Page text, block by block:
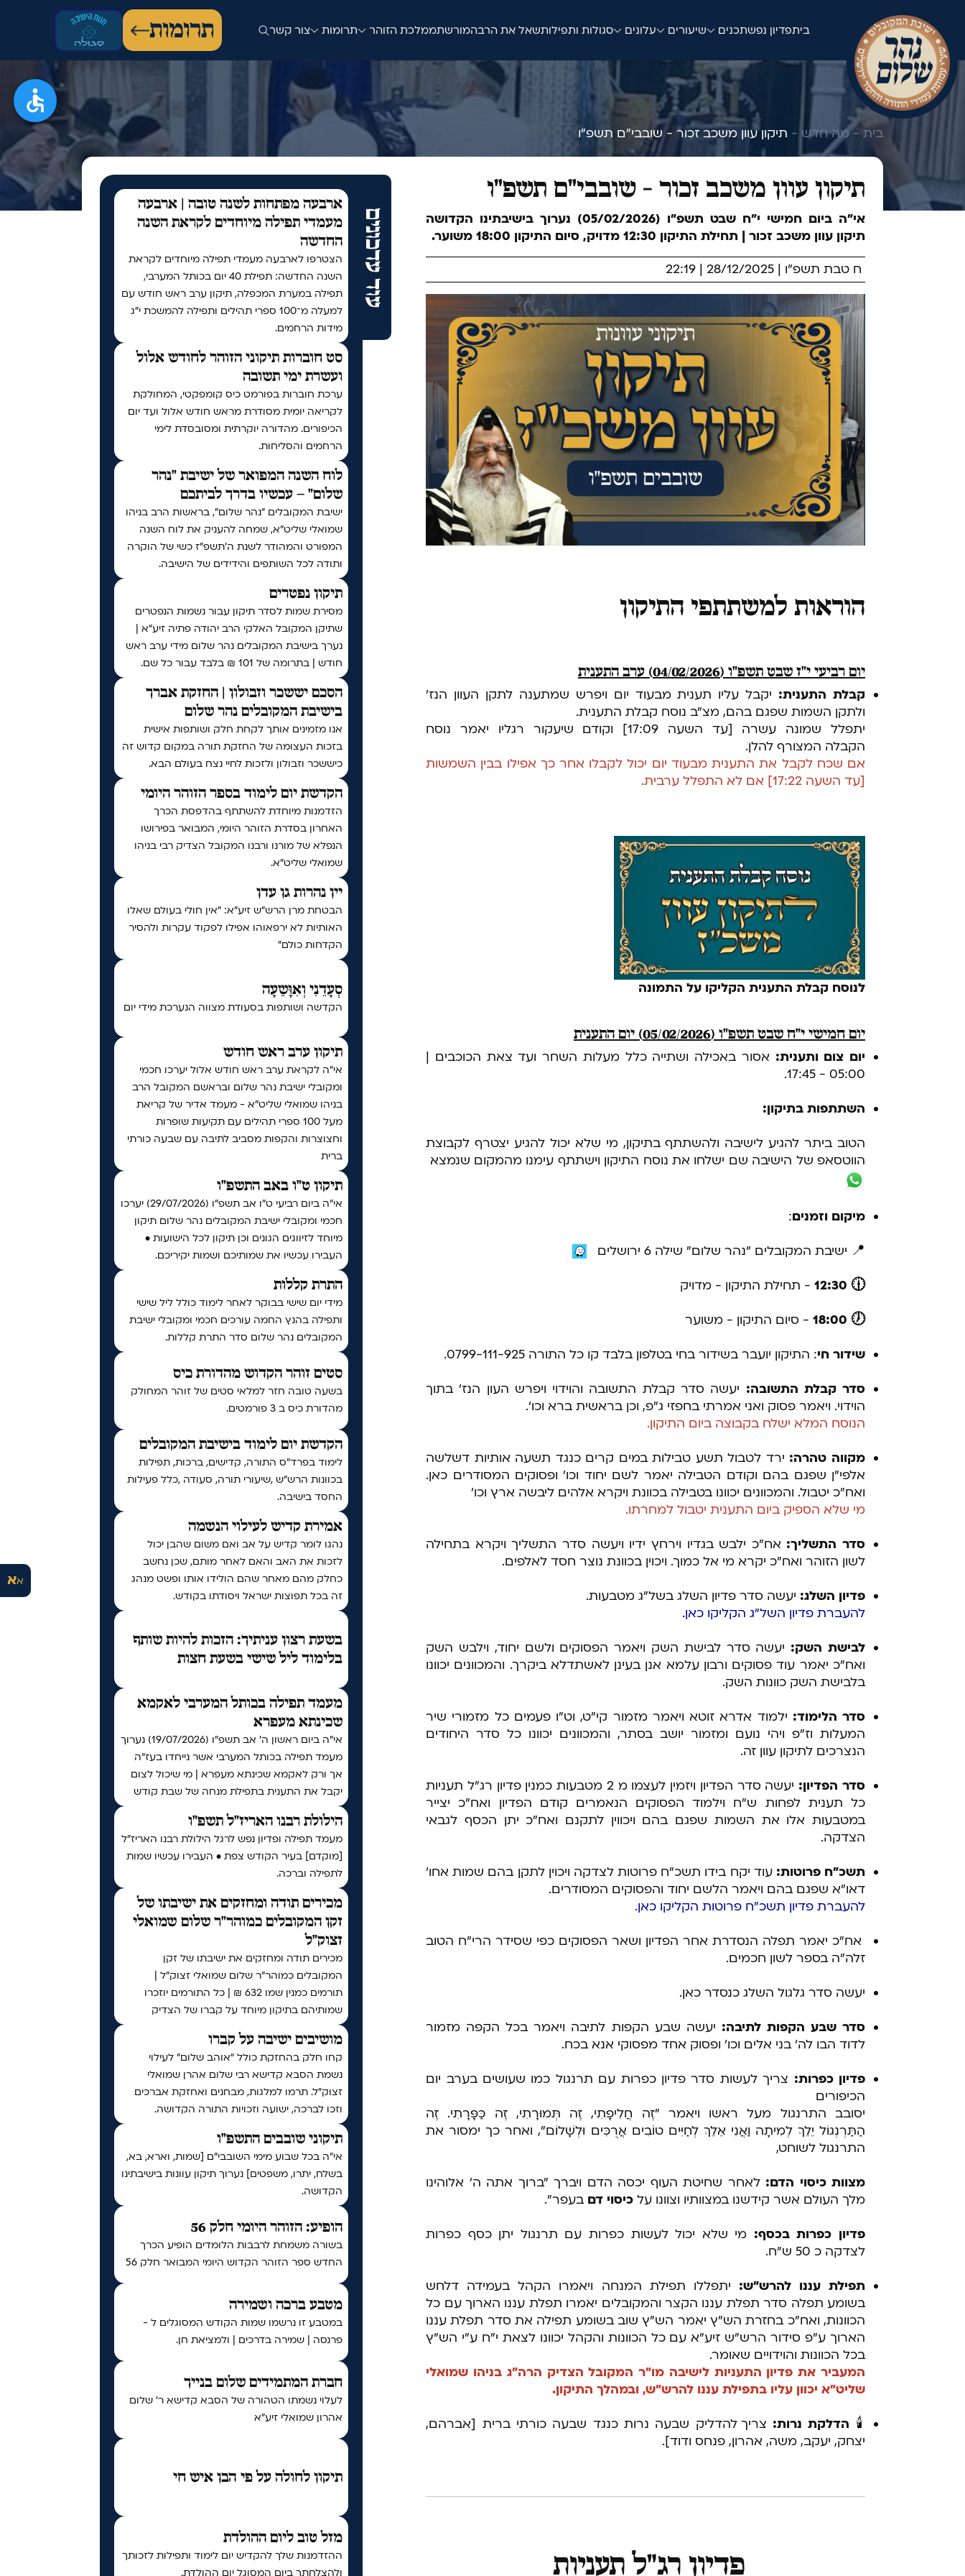
תרומות צור קשר תרומות ממלכת הזוהרהמורשתשאל את הרבסגולות ותפילות עלונים שיעורים תכניםפדיון נפשבית
אא
בית -מה חדש - תיקון עוון משכב זכור - שובבי"ם תשפ"ו
עוד עדכונים
ארבעה מפתחות לשנה טובה | ארבעה
מעמדי תפילה מיוחדים לקראת השנה
החדשה
הצטרפו לארבעה מעמדי תפילה מיוחדים לקראת
השנה החדשה: תפילת 40 יום בכותל המערבי,
תפילה במערת המכפלה, תיקון ערב ראש חודש עם
למעלה מ־100 ספרי תהילים ותפילה להמשכת י"ג
מידות הרחמים.
סט חוברות תיקוני הזוהר לחודש אלול
ועשרת ימי תשובה
ערכת חוברות בפורמט כיס קומפקטי, המחולקת
לקריאה יומית מסודרת מראש חודש אלול ועד יום
הכיפורים. מהדורה יוקרתית ומסובסדת לימי
הרחמים והסליחות.
לוח השנה המפואר של ישיבת "נהר
שלום" – עכשיו בדרך לביתכם
ישיבת המקובלים "נהר שלום", בראשות הרב בניהו
שמואלי שליט"א, שמחה להעניק את לוח השנה
המפורט והמהודר לשנת ה'תשפ"ז כשי של הוקרה
ותודה לכל השותפים והידידים של הישיבה.
תיקון נפטרים
מסירת שמות לסדר תיקון עבור נשמות הנפטרים
שתיקן המקובל האלקי הרב יהודה פתיה זיע"א |
נערך בישיבת המקובלים נהר שלום מידי ערב ראש
חודש | בתרומה של 101 ₪ בלבד עבור כל שם.
הסכם יששכר וזבולון | החזקת אברך
בישיבת המקובלים נהר שלום
אנו מזמינים אותך לקחת חלק ושותפות אישית
בזכות העצומה של החזקת תורה במקום קדוש זה
כיששכר וזבולון ולזכות לחיי נצח בעולם הבא.
הקדשת יום לימוד בספר הזוהר היומי
הזדמנות מיוחדת להשתתף בהדפסת הכרך
האחרון בסדרת הזוהר היומי, המבואר בפירושו
הנפלא של מורנו ורבנו המקובל הצדיק רבי בניהו
שמואלי שליט״א.
יין נהרות גן עדן
הבטחת מרן הרש"ש זיע"א: "אין חולי בעולם שאלו
האותיות לא ירפאוהו אפילו לפקוד עקרות ולהסיר
הקדחות כולם"
סְעָדֵנִי וְאִוָּשֵעָה
הקדשה ושותפות בסעודת מצווה הנערכת מידי יום
תיקון ערב ראש חודש
אי"ה לקראת ערב ראש חודש אלול יערכו חכמי
ומקובלי ישיבת נהר שלום ובראשם המקובל הרב
בניהו שמואלי שליט״א - מעמד אדיר של קריאת
מעל 100 ספרי תהילים עם תקיעות שופרות
וחצוצרות והקפות מסביב לתיבה עם שבעה כורתי
ברית
תיקון ט"ו באב התשפ"ו
אי"ה ביום רביעי ט״ו אב תשפ״ו (29/07/2026) יערכו
חכמי ומקובלי ישיבת המקובלים נהר שלום תיקון
מיוחד לזיווגים הגונים וכן תיקון לכל הישועות •
העבירו עכשיו את שמותיכם ושמות יקיריכם.
התרת קללות
מידי יום שישי בבוקר לאחר לימוד כולל ליל שישי
ותפילה בהנץ החמה עורכים חכמי ומקובלי ישיבת
המקובלים נהר שלום סדר התרת קללות.
סטים זוהר הקדוש מהדורת כיס
בשעה טובה חזר למלאי סטים של זוהר המחולק
מהדורת כיס ב 3 פורמטים.
הקדשת יום לימוד בישיבת המקובלים
לימוד בפרד"ס התורה, קדישים, ברכות, תפילות
בכוונות הרש"ש ,שיעורי תורה, סעודה ,כלל פעילות
החסד בישיבה.
אמירת קדיש לעילוי הנשמה
נהגו לומר קדיש על אב ואם משום שהבן יכול
לזכות את האב והאם לאחר מותם, שכן נחשב
כחלק מהם מאחר שהם הולידו אותו ופשט מנהג
זה בכל תפוצות ישראל ויסודתו בקודש.
בשעת רצון עניתיך: הזכות להיות שותף
בלימוד ליל שישי בשעת חצות
מעמד תפילה בכותל המערבי לאקמא
שכינתא מעפרא
אי"ה ביום ראשון ה׳ אב תשפ״ו (19/07/2026) נערוך
מעמד תפילה בכותל המערבי אשר נייחדו בעז"ה
אך ורק לאקמא שכינתא מעפרא | מי שיכול לצום
יקבל את התענית בתפילת מנחה של שבת קודש
הילולת רבנו האריז"ל תשפ"ו
מעמד תפילה ופדיון נפש לרגל הילולת רבנו האריז"ל
[מוקדם] בעיר הקודש צפת • העבירו עכשיו שמות
לתפילה וברכה.
מכירים תודה ומחזקים את ישיבתו של
זקן המקובלים כמוהר"ר שלום שמואלי
זצוק"ל
מכירים תודה ומחזקים את ישיבתו של זקן
המקובלים כמוהר"ר שלום שמואלי זצוק"ל |
תורמים כמנין שמו 632 ₪ | כל התורמים יוזכרו
שמותיהם בתיקון מיוחד על קברו של הצדיק
מושיבים ישיבה על קברו
קחו חלק בהחזקת כולל “אוהב שלום” לעילוי
נשמת הסבא קדישא רבי שלום אהרן שמואלי
זצוק״ל. תרמו למלגות, מבחנים ואחזקת אברכים
וזכו לברכה, ישועה וזכויות התורה הקדושה.
תיקוני שובבים התשפ"ו
אי"ה בכל שבוע מימי השובבי"ם [שמות, וארא, בא,
בשלח, יתרו, משפטים] נערוך תיקון עוונות בישיבתינו
הקדושה.
הופיע: הזוהר היומי חלק 56
בשורה משמחת לרבבות הלומדים הופיע הכרך
החדש ספר הזוהר הקדוש היומי המבואר חלק 56
מטבע ברכה ושמירה
במטבע זו נרשמו שמות הקודש המסוגלים ל -
פרנסה | שמירה בדרכים | ולמציאת חן.
חברת המתמידים שלום בנייך
לעלוי נשמתו הטהורה של הסבא קדישא ר' שלום
אהרון שמואלי זיע"א
תיקון לחולה על פי הבן איש חי
מזל טוב ליום ההולדת
ההזדמנות שלך להקדיש יום לימוד ותפילות לזכותך
ולהצלחתך ביום המסוגל יום ההולדת.
תיקון עוון משכב זכור - שובבי"ם תשפ"ו
אי"ה ביום חמישי י״ח שבט תשפ״ו (05/02/2026) נערוך בישיבתינו הקדושה
תיקון עוון משכב זכור | תחילת התיקון 12:30 מדויק, סיום התיקון 18:00 משוער.
ח טבת תשפ"ו | 28/12/2025 | 22:19
הוראות למשתתפי התיקון
יום רביעי י״ז שבט תשפ״ו (04/02/2026) ערב התענית
קבלת התענית: יקבל עליו תענית מבעוד יום ויפרש שמתענה לתקן העוון הנז'
ולתקן השמות שפגם בהם, מצ"ב נוסח קבלת התענית.
יתפלל שמונה עשרה [עד השעה 17:09] וקודם שיעקור רגליו יאמר נוסח
הקבלה המצורף להלן.
אם שכח לקבל את התענית מבעוד יום יכול לקבלו אחר כך אפילו בבין השמשות
[עד השעה 17:22] אם לא התפלל ערבית.
לנוסח קבלת התענית הקליקו על התמונה
יום חמישי י״ח שבט תשפ״ו (05/02/2026) יום התענית
יום צום ותענית: אסור באכילה ושתייה כלל מעלות השחר ועד צאת הכוכבים |
05:00 - 17:45.
השתתפות בתיקון:
הטוב ביתר להגיע לישיבה ולהשתתף בתיקון, מי שלא יכול להגיע יצטרף לקבוצת
הווטסאפ של הישיבה שם ישלחו את נוסח התיקון וישתתף עימנו מהמקום שנמצא
מיקום וזמנים:
📍 ישיבת המקובלים "נהר שלום" שילה 6 ירושלים
🕧 12:30 - תחילת התיקון - מדויק
🕖 18:00 - סיום התיקון - משוער
שידור חי: התיקון יועבר בשידור בחי בטלפון בלבד קו כל התורה 0799-111-925.
סדר קבלת התשובה: יעשה סדר קבלת התשובה והוידוי ויפרש העון הנז' בתוך
הוידוי. ויאמר פסוק ואני אמרתי בחפזי ג"פ, וכן בראשית ברא וכו'.
הנוסח המלא ישלח בקבוצה ביום התיקון.
מקווה טהרה: ירד לטבול תשע טבילות במים קרים כנגד תשעה אותיות דשלשה
אלפי"ן שפגם בהם וקודם הטבילה יאמר לשם יחוד וכו' ופסוקים המסודרים כאן.
ואח"כ יטבול. והמכוונים יכוונו בטבילה בכוונת ויקרא אלהים ליבשה ארץ וכו'
מי שלא הספיק ביום התענית יטבול למחרתו.
סדר התשליך: אח"כ ילבש בגדיו וירחץ ידיו ויעשה סדר התשליך ויקרא בתחילה
לשון הזוהר ואח"כ יקרא מי אל כמוך. ויכוין בכוונת נוצר חסד לאלפים.
פדיון השלג: יעשה סדר פדיון השלג בשל"ג מטבעות.
להעברת פדיון השל"ג הקליקו כאן.
לבישת השק: יעשה סדר לבישת השק ויאמר הפסוקים ולשם יחוד, וילבש השק
ואח"כ יאמר עוד פסוקים ורבון עלמא אנן בעינן לאשתדלא ביקרך. והמכוונים יכוונו
בלבישת השק כוונות השק.
סדר הלימוד: ילמוד אדרא זוטא ויאמר מזמור קי"ט, וט"ו פעמים כל מזמורי שיר
המעלות וז"פ ויהי נועם ומזמור יושב בסתר, והמכוונים יכוונו כל סדר היחודים
הנצרכים לתיקון עוון זה.
סדר הפדיון:
יעשה סדר הפדיון ויזמין לעצמו מ 2 מטבעות כמנין פדיון רג"ל תעניות
כל תענית לפחות ש"ח וילמוד הפסוקים הנאמרים קודם הפדיון ואח"כ יצייר
במטבעות אלו את השמות שפגם בהם ויכווין לתקנם ואח"כ יתן הכסף לגבאי
הצדקה.
תשכ"ח פרוטות:עוד יקח בידו תשכ"ח פרוטות לצדקה ויכוין לתקן בהם שמות אחו'
דאו"א שפגם בהם ויאמר הלשם יחוד והפסוקים המסודרים.
להעברת פדיון תשכ"ח פרוטות הקליקו כאן.
אח"כ יאמר תפלה הנסדרת אחר הפדיון ושאר הפסוקים כפי שסידר הרי"ח הטוב
זלה"ה בספר לשון חכמים.
יעשה סדר גלגול השלג כנסדר כאן.
סדר שבע הקפות לתיבה: יעשה שבע הקפות לתיבה ויאמר בכל הקפה מזמור
לדוד הבו לה' בני אלים וכו' ופסוק אחד מפסוקי אנא בכח.
פדיון כפרות: צריך לעשות סדר פדיון כפרות עם תרנגול כמו שעושים בערב יום
הכיפורים
יסובב התרנגול מעל ראשו ויאמר "זֶה חֲלִיפָתִי, זֶה תְּמוּרָתִי, זֶה כַּפָּרָתִי. זֶה
הַתַּרְנְגוֹל יֵלֵךְ לְמִיתָה וַאֲנִי אֵלֵךְ לְחַיִּים טוֹבִים אֲרֻכִּים וּלְשָׁלוֹם", ואחר כך ימסור את
התרנגול לשוחט,
מצוות כיסוי הדם: לאחר שחיטת העוף יכסה הדם ויברך "ברוך אתה ה' אלוהינו
מלך העולם אשר קידשנו במצוותיו וצוונו על כיסוי דם בעפר".
פדיון כפרות בכסף: מי שלא יכול לעשות כפרות עם תרנגול יתן כסף כפרות
לצדקה כ 50 ש"ח.
תפילת עננו להרש"ש: יתפללו תפילת המנחה ויאמרו הקהל בעמידה דלחש
בשומע תפלה סדר תפלת עננו הקצר והמקובלים יאמרו תפלת עננו הארוך עם כל
הכוונות, ואח"כ בחזרת הש"ץ יאמר הש"ץ שוב בשומע תפילה את סדר תפלת עננו
הארוך ע"פ סידור הרש"ש זיע"א עם כל הכוונות והקהל יכוונו לצאת י"ח ע"י הש"ץ
בכל הכוונות והוידויים שאומר.
המעביר את פדיון התעניות לישיבה מו"ר המקובל הצדיק הרה"ג בניהו שמואלי
שליט"א יכוון עליו בתפילת עננו להרש"ש, ובמהלך התיקון.
🕯 הדלקת נרות: צריך להדליק שבעה נרות כנגד שבעה כורתי ברית [אברהם,
יצחק, יעקב, משה, אהרון, פנחס ודוד].
פדיון רג"ל תעניות